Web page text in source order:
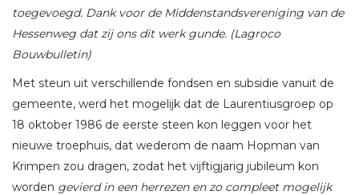
toegevoegd. Dank voor de Middenstandsvereniging van de
Hessenweg dat zij ons dit werk gunde. (Lagroco
Bouwbulletin)
Met steun uit verschillende fondsen en subsidie vanuit de
gemeente, werd het mogelijk dat de Laurentiusgroep op
18 oktober 1986 de eerste steen kon leggen voor het
nieuwe troephuis, dat wederom de naam Hopman van
Krimpen zou dragen, zodat het vijftigjarig jubileum kon
worden gevierd in een herrezen en zo compleet mogelijk